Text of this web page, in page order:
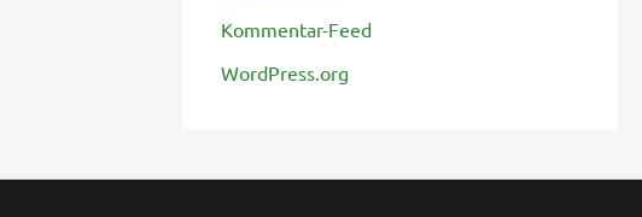
Kommentar-Feed
WordPress.org